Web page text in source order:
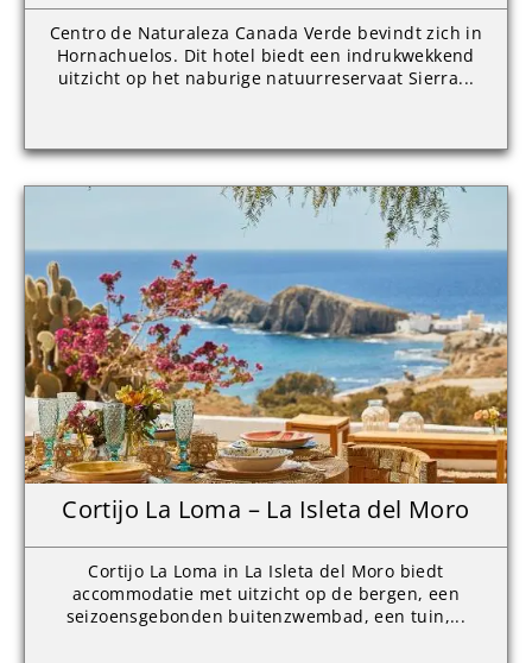
Centro de Naturaleza Canada Verde bevindt zich in
Hornachuelos. Dit hotel biedt een indrukwekkend
uitzicht op het naburige natuurreservaat Sierra...
Cortijo La Loma – La Isleta del Moro
Cortijo La Loma in La Isleta del Moro biedt
accommodatie met uitzicht op de bergen, een
seizoensgebonden buitenzwembad, een tuin,...